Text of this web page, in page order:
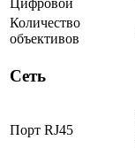
Количество
объективов
Сеть
Порт RJ45